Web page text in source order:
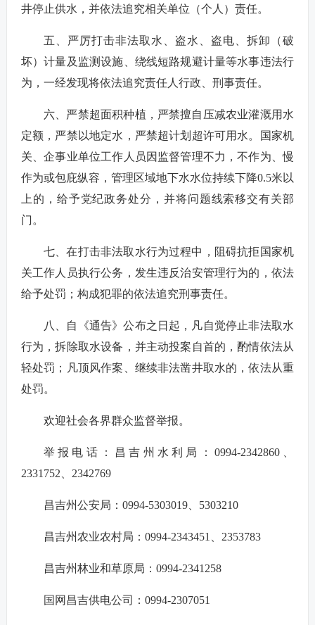
井停止供水，并依法追究相关单位（个人）责任。
五、严厉打击非法取水、盗水、盗电、拆卸（破
坏）计量及监测设施、绕线短路规避计量等水事违法行
为，一经发现将依法追究责任人行政、刑事责任。
六、严禁超面积种植，严禁擅自压减农业灌溉用水
定额，严禁以地定水，严禁超计划超许可用水。国家机
关、企事业单位工作人员因监督管理不力，不作为、慢
作为或包庇纵容，管理区域地下水水位持续下降0.5米以
上的，给予党纪政务处分，并将问题线索移交有关部
门。
七、在打击非法取水行为过程中，阻碍抗拒国家机
关工作人员执行公务，发生违反治安管理行为的，依法
给予处罚；构成犯罪的依法追究刑事责任。
八、自《通告》公布之日起，凡自觉停止非法取水
行为，拆除取水设备，并主动投案自首的，酌情依法从
轻处罚；凡顶风作案、继续非法凿井取水的，依法从重
处罚。
欢迎社会各界群众监督举报。
举报电话：昌吉州水利局：0994-2342860、
2331752、2342769
昌吉州公安局：0994-5303019、5303210
昌吉州农业农村局：0994-2343451、2353783
昌吉州林业和草原局：0994-2341258
国网昌吉供电公司：0994-2307051